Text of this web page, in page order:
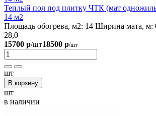
Теплый пол под плитку ЧТК (мат
14 м2
Площадь обогрева, м2: 14 Ширина мата, м:
28,0
15700 р/шт18500 р/шт
шт
В корзину
шт
в наличии